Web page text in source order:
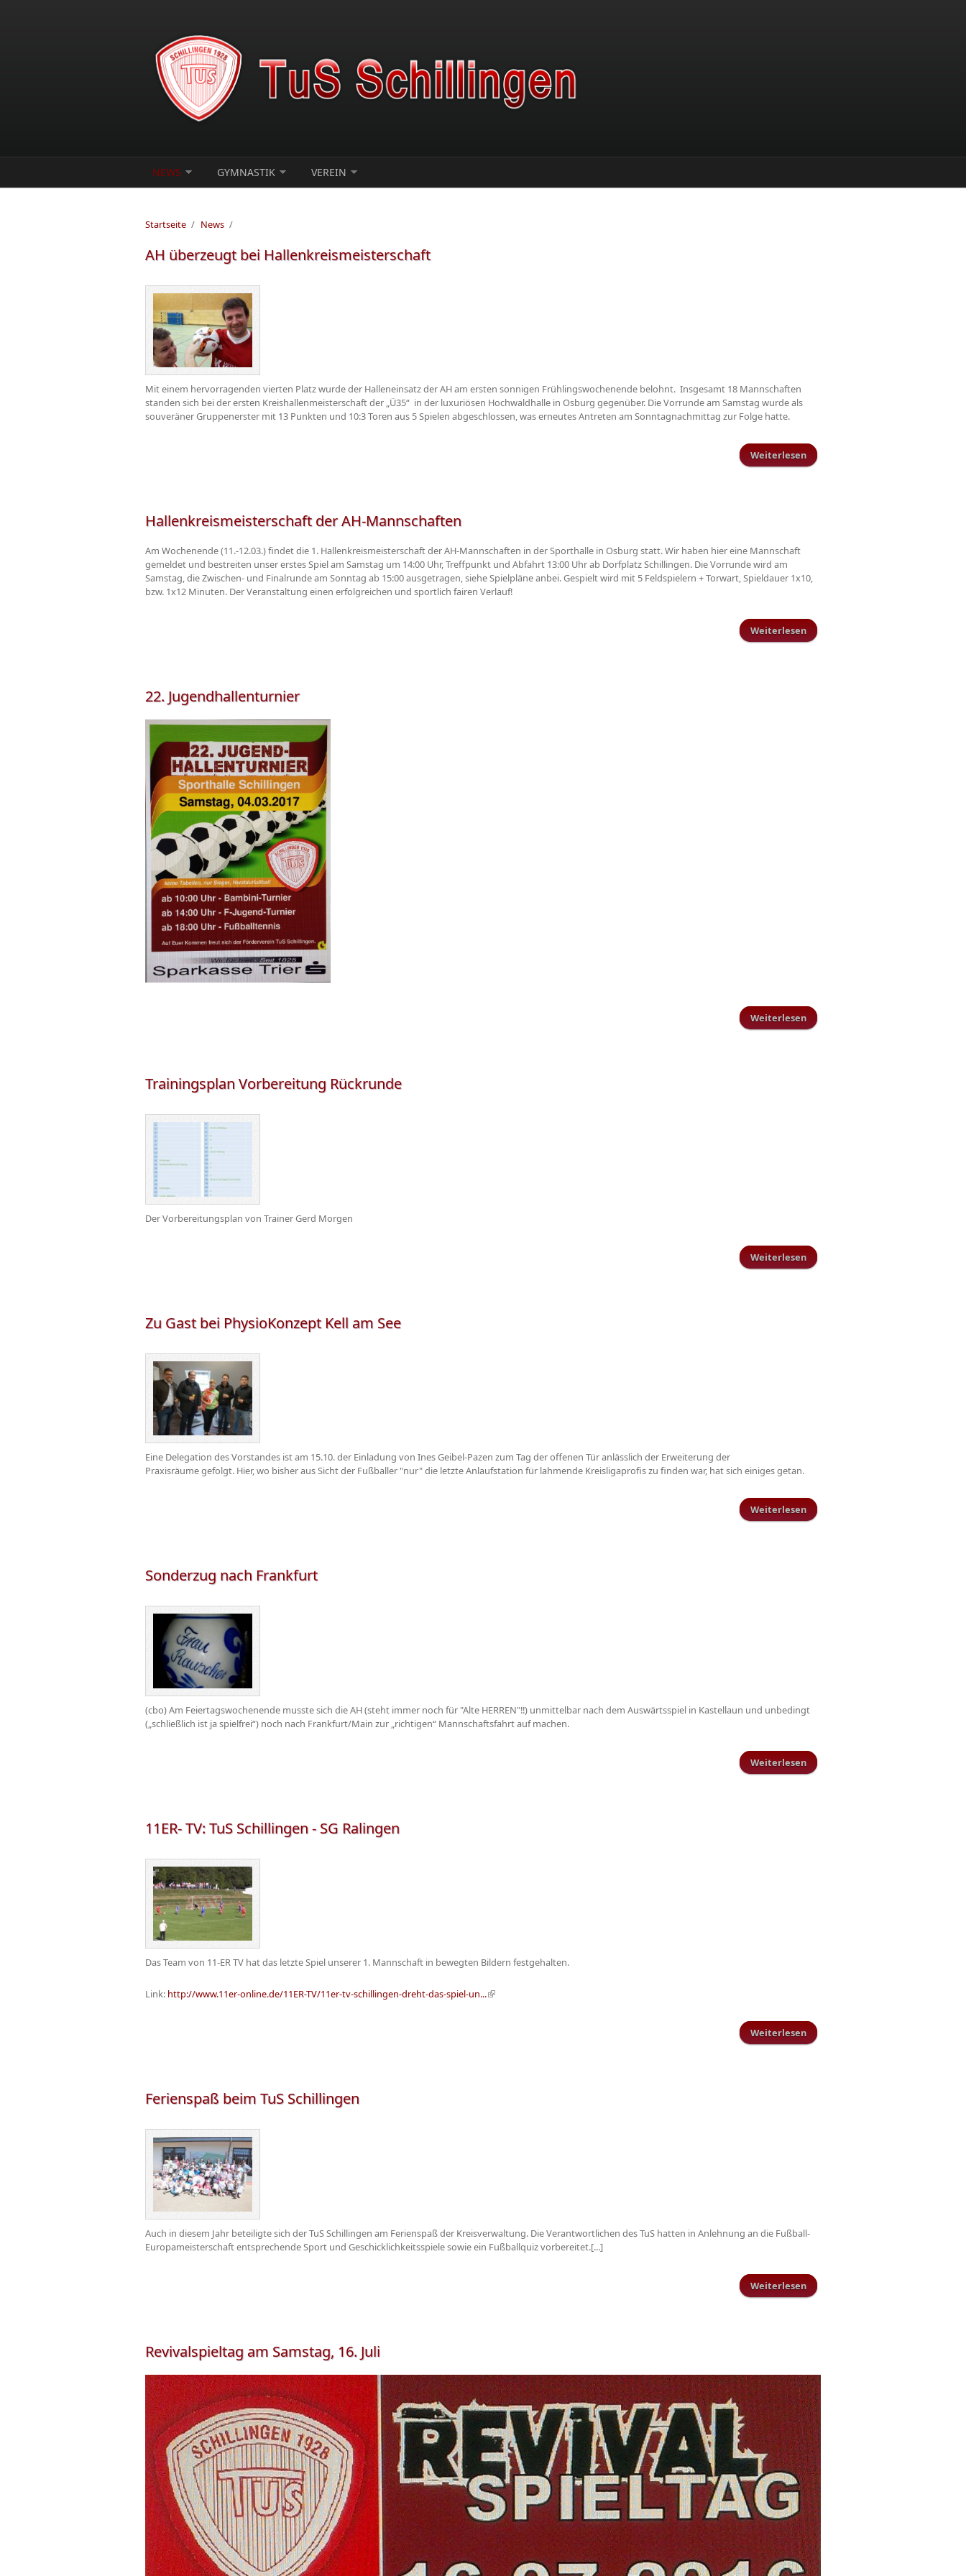
NEWS GYMNASTIK VEREIN
Startseite / News /
AH überzeugt bei Hallenkreismeisterschaft
Mit einem hervorragenden vierten Platz wurde der Halleneinsatz der AH am ersten sonnigen Frühlingswochenende belohnt. Insgesamt 18 Mannschaften
standen sich bei der ersten Kreishallenmeisterschaft der „Ü35“ in der luxuriösen Hochwaldhalle in Osburg gegenüber. Die Vorrunde am Samstag wurde als
souveräner Gruppenerster mit 13 Punkten und 10:3 Toren aus 5 Spielen abgeschlossen, was erneutes Antreten am Sonntagnachmittag zur Folge hatte.
Weiterlesen
Hallenkreismeisterschaft der AH-Mannschaften
Am Wochenende (11.-12.03.) findet die 1. Hallenkreismeisterschaft der AH-Mannschaften in der Sporthalle in Osburg statt. Wir haben hier eine Mannschaft
gemeldet und bestreiten unser erstes Spiel am Samstag um 14:00 Uhr, Treffpunkt und Abfahrt 13:00 Uhr ab Dorfplatz Schillingen. Die Vorrunde wird am
Samstag, die Zwischen- und Finalrunde am Sonntag ab 15:00 ausgetragen, siehe Spielpläne anbei. Gespielt wird mit 5 Feldspielern + Torwart, Spieldauer 1x10,
bzw. 1x12 Minuten. Der Veranstaltung einen erfolgreichen und sportlich fairen Verlauf!
Weiterlesen
22. Jugendhallenturnier
Weiterlesen über 22. Jugendhallenturnier
Trainingsplan Vorbereitung Rückrunde
Der Vorbereitungsplan von Trainer Gerd Morgen
Weiterlesen
über Trainingsplan Vorbereitung
Zu Gast bei PhysioKonzept Kell am See
Eine Delegation des Vorstandes ist am 15.10. der Einladung von Ines Geibel-Pazen zum Tag der offenen Tür anlässlich der Erweiterung der
Praxisräume gefolgt. Hier, wo bisher aus Sicht der Fußballer "nur" die letzte Anlaufstation für lahmende Kreisligaprofis zu finden war, hat sich einiges getan.
Weiterlesen
Sonderzug nach Frankfurt
(cbo) Am Feiertagswochenende musste sich die AH (steht immer noch für "Alte HERREN"!!) unmittelbar nach dem Auswärtsspiel in Kastellaun und unbedingt
(„schließlich ist ja spielfrei“) noch nach Frankfurt/Main zur „richtigen“ Mannschaftsfahrt auf machen.
Weiterlesen über Sonderzug nach Frankfurt
11ER- TV: TuS Schillingen - SG Ralingen
Das Team von 11-ER TV hat das letzte Spiel unserer 1. Mannschaft in bewegten Bildern festgehalten.
Link: http://www.11er-online.de/11ER-TV/11er-tv-schillingen-dreht-das-spiel-un...(Link ist extern)
Weiterlesen
über 11ER- TV: TuS Schillingen - SG
Ferienspaß beim TuS Schillingen
Auch in diesem Jahr beteiligte sich der TuS Schillingen am Ferienspaß der Kreisverwaltung. Die Verantwortlichen des TuS hatten in Anlehnung an die Fußball-
Europameisterschaft entsprechende Sport und Geschicklichkeitsspiele sowie ein Fußballquiz vorbereitet.[...]
Weiterlesen
Revivalspieltag am Samstag, 16. Juli